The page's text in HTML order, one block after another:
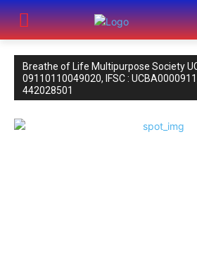
Breathe of Life Multipurpose Society
09110110049020, IFSC :
442028501